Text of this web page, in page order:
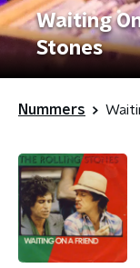
Waiting
Stones
Nummers